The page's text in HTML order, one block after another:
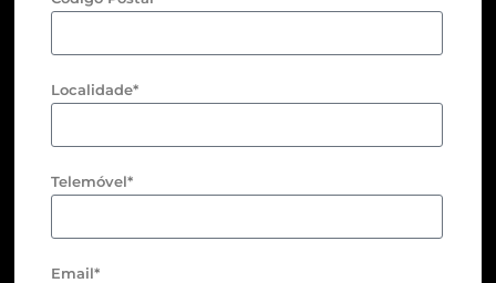
Localidade*
Telemóvel*
Email*